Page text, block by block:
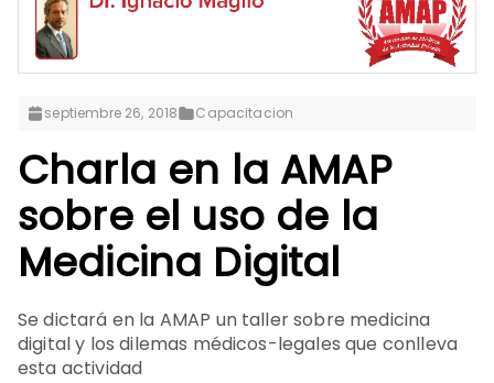
septiembre 26, 2018 Capacitacion
Charla en la AMAP
sobre el uso de la
Medicina Digital
Se dictará en la AMAP un taller sobre medicina
digital y los dilemas médicos-legales que conlleva
esta actividad